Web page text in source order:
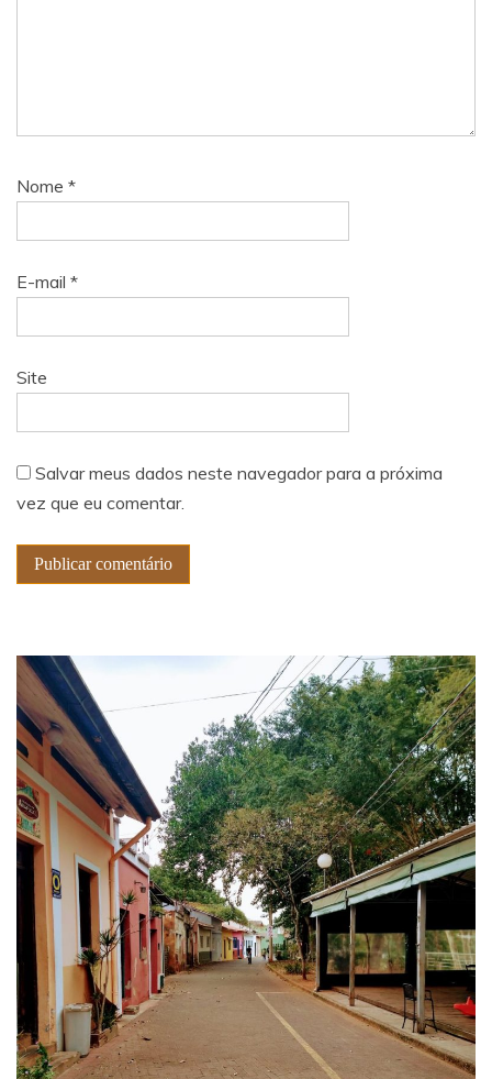
Nome *
E-mail *
Site
Salvar meus dados neste navegador para a próxima
vez que eu comentar.